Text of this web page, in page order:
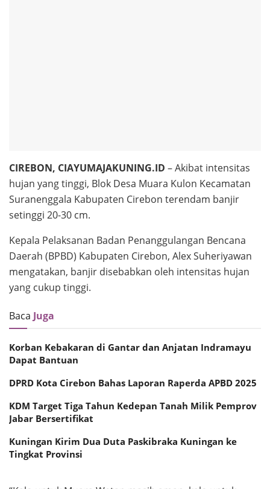
CIREBON, CIAYUMAJAKUNING.ID – Akibat intensitas
hujan yang tinggi, Blok Desa Muara Kulon Kecamatan
Suranenggala Kabupaten Cirebon terendam banjir
setinggi 20-30 cm.
Kepala Pelaksanan Badan Penanggulangan Bencana
Daerah (BPBD) Kabupaten Cirebon, Alex Suheriyawan
mengatakan, banjir disebabkan oleh intensitas hujan
yang cukup tinggi.
Baca Juga
Korban Kebakaran di Gantar dan Anjatan Indramayu
Dapat Bantuan
DPRD Kota Cirebon Bahas Laporan Raperda APBD 2025
KDM Target Tiga Tahun Kedepan Tanah Milik Pemprov
Jabar Bersertifikat
Kuningan Kirim Dua Duta Paskibraka Kuningan ke
Tingkat Provinsi